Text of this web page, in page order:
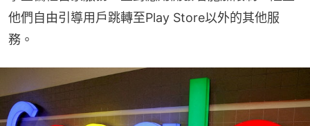
他們自由引導用戶跳轉至Play Store以外的其他服
務。